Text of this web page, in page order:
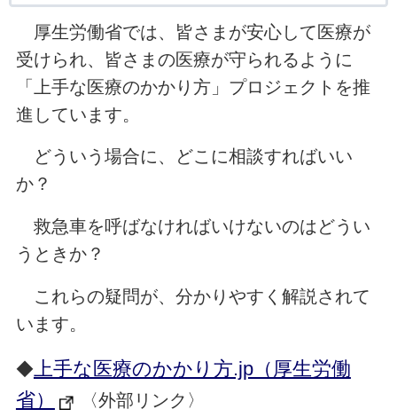
厚生労働省では、皆さまが安心して医療が
受けられ、皆さまの医療が守られるように
「上手な医療のかかり方」プロジェクトを推
進しています。
どういう場合に、どこに相談すればいい
か？
救急車を呼ばなければいけないのはどうい
うときか？
これらの疑問が、分かりやすく解説されて
います。
◆上手な医療のかかり方.jp（厚生労働
省）
〈外部リンク〉